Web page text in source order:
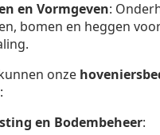
en Vormgeven:
bomen en heggen
onze
en Bodembeheer: